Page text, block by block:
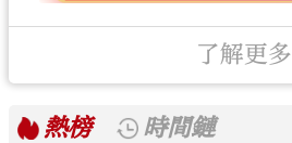
了解更多
熱榜
時間鏈